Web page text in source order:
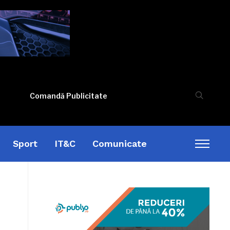
Comandă Publicitate
Sport IT&C Comunicate